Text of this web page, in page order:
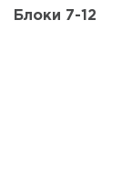
Блоки 7-12